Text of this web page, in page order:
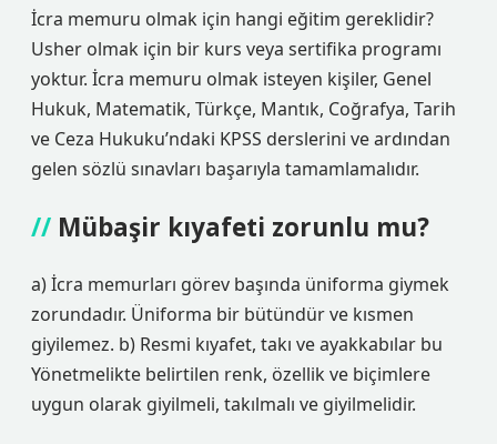
İcra memuru olmak için hangi eğitim gereklidir?
Usher olmak için bir kurs veya sertifika programı
yoktur. İcra memuru olmak isteyen kişiler, Genel
Hukuk, Matematik, Türkçe, Mantık, Coğrafya, Tarih
ve Ceza Hukuku’ndaki KPSS derslerini ve ardından
gelen sözlü sınavları başarıyla tamamlamalıdır.
Mübaşir kıyafeti zorunlu mu?
a) İcra memurları görev başında üniforma giymek
zorundadır. Üniforma bir bütündür ve kısmen
giyilemez. b) Resmi kıyafet, takı ve ayakkabılar bu
Yönetmelikte belirtilen renk, özellik ve biçimlere
uygun olarak giyilmeli, takılmalı ve giyilmelidir.